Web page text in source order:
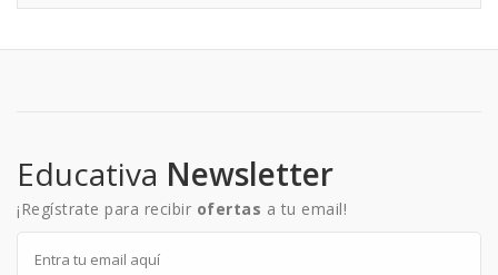
Educativa Newsletter
¡Regístrate para recibir ofertas a tu email!